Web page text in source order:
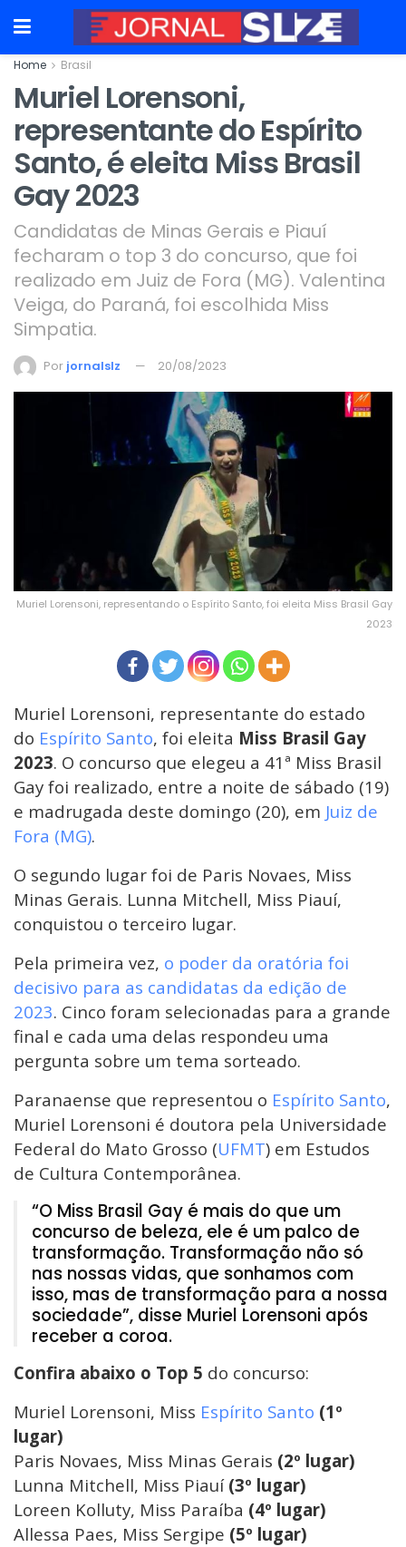
Home Brasil
Muriel Lorensoni,
representante do Espírito
Santo, é eleita Miss Brasil
Gay 2023
Candidatas de Minas Gerais e Piauí
fecharam o top 3 do concurso, que foi
realizado em Juiz de Fora (MG). Valentina
Veiga, do Paraná, foi escolhida Miss
Simpatia.
Por jornalslz 20/08/2023
Muriel Lorensoni, representando o Espírito Santo, foi eleita Miss Brasil Gay
2023
Muriel Lorensoni, representante do estado
do Espírito Santo, foi eleita Miss Brasil Gay
2023. O concurso que elegeu a 41ª Miss Brasil
Gay foi realizado, entre a noite de sábado (19)
e madrugada deste domingo (20), em Juiz de
Fora (MG).
O segundo lugar foi de Paris Novaes, Miss
Minas Gerais. Lunna Mitchell, Miss Piauí,
conquistou o terceiro lugar.
Pela primeira vez, o poder da oratória foi
decisivo para as candidatas da edição de
2023. Cinco foram selecionadas para a grande
final e cada uma delas respondeu uma
pergunta sobre um tema sorteado.
Paranaense que representou o Espírito Santo,
Muriel Lorensoni é doutora pela Universidade
Federal do Mato Grosso (UFMT) em Estudos
de Cultura Contemporânea.
“O Miss Brasil Gay é mais do que um
concurso de beleza, ele é um palco de
transformação. Transformação não só
nas nossas vidas, que sonhamos com
isso, mas de transformação para a nossa
sociedade”, disse Muriel Lorensoni após
receber a coroa.
Confira abaixo o Top 5 do concurso:
Muriel Lorensoni, Miss Espírito Santo (1º
lugar)
Paris Novaes, Miss Minas Gerais (2º lugar)
Lunna Mitchell, Miss Piauí (3º lugar)
Loreen Kolluty, Miss Paraíba (4º lugar)
Allessa Paes, Miss Sergipe (5º lugar)